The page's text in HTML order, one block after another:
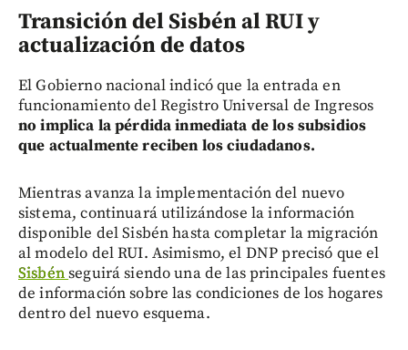
Transición del Sisbén al RUI y
actualización de datos
El Gobierno nacional indicó que la entrada en
funcionamiento del Registro Universal de Ingresos
no implica la pérdida inmediata de los subsidios
que actualmente reciben los ciudadanos.
Mientras avanza la implementación del nuevo
sistema, continuará utilizándose la información
disponible del Sisbén hasta completar la migración
al modelo del RUI. Asimismo, el DNP precisó que el
Sisbénseguirá siendo una de las principales fuentes
de información sobre las condiciones de los hogares
dentro del nuevo esquema.